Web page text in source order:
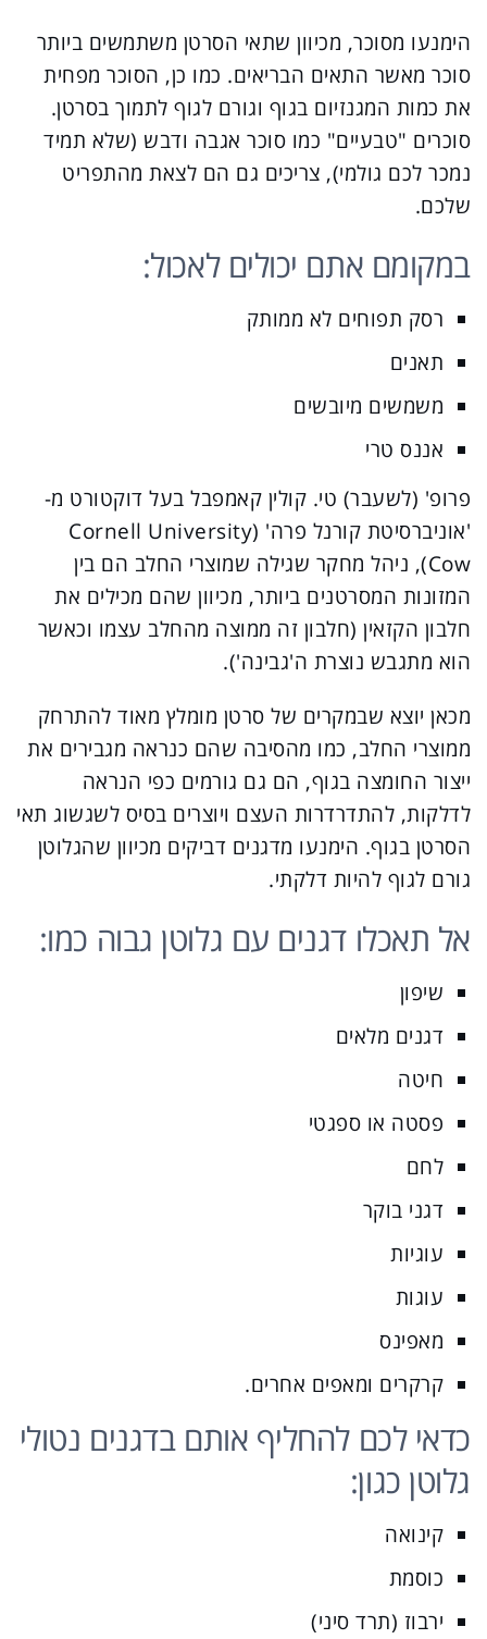
הימנעו מסוכר, מכיוון שתאי הסרטן משתמשים ביותר
סוכר מאשר התאים הבריאים. כמו כן, הסוכר מפחית
את כמות המגנזיום בגוף וגורם לגוף לתמוך בסרטן.
סוכרים "טבעיים" כמו סוכר אגבה ודבש (שלא תמיד
נמכר לכם גולמי), צריכים גם הם לצאת מהתפריט
שלכם.
במקומם אתם יכולים לאכול:
רסק תפוחים לא ממותק
תאנים
משמשים מיובשים
אננס טרי
פרופ' (לשעבר) טי. קולין קאמפבל בעל דוקטורט מ-
'אוניברסיטת קורנל פרה' (Cornell University
Cow), ניהל מחקר שגילה שמוצרי החלב הם בין
המזונות המסרטנים ביותר, מכיוון שהם מכילים את
חלבון הקזאין (חלבון זה ממוצה מהחלב עצמו וכאשר
הוא מתגבש נוצרת ה'גבינה').
מכאן יוצא שבמקרים של סרטן מומלץ מאוד להתרחק
ממוצרי החלב, כמו מהסיבה שהם כנראה מגבירים את
ייצור החומצה בגוף, הם גם גורמים כפי הנראה
לדלקות, להתדרדרות העצם ויוצרים בסיס לשגשוג תאי
הסרטן בגוף. הימנעו מדגנים דביקים מכיוון שהגלוטן
גורם לגוף להיות דלקתי.
אל תאכלו דגנים עם גלוטן גבוה כמו:
שיפון
דגנים מלאים
חיטה
פסטה או ספגטי
לחם
דגני בוקר
עוגיות
עוגות
מאפינס
קרקרים ומאפים אחרים.
כדאי לכם להחליף אותם בדגנים נטולי
גלוטן כגון:
קינואה
כוסמת
ירבוז (תרד סיני)